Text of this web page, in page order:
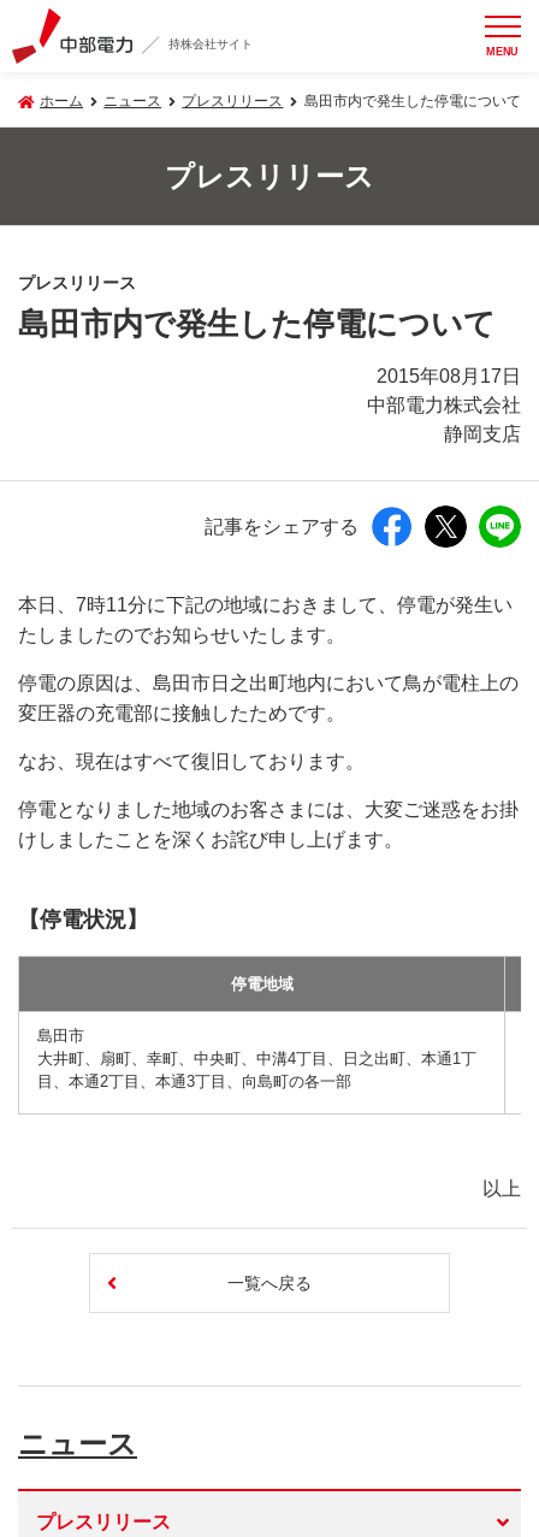
持株会社サイト MENU
ホーム ニュース プレスリリース 島田市内で発生した停電について
プレスリリース
プレスリリース
島田市内で発生した停電について
2015年08月17日
中部電力株式会社
静岡支店
記事をシェアする
本日、7時11分に下記の地域におきまして、停電が発生い
たしましたのでお知らせいたします。
停電の原因は、島田市日之出町地内において鳥が電柱上の
変圧器の充電部に接触したためです。
なお、現在はすべて復旧しております。
停電となりました地域のお客さまには、大変ご迷惑をお掛
けしましたことを深くお詫び申し上げます。
【停電状況】
停電地域
島田市
大井町、扇町、幸町、中央町、中溝4丁目、日之出町、本通1丁
目、本通2丁目、本通3丁目、向島町の各一部
以上
一覧へ戻る
ニュース
プレスリリース